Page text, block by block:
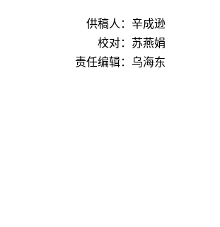
供稿人：辛成逊
校对：苏燕娟
责任编辑：乌海东